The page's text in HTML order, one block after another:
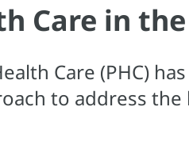
Care in
Care (PHC)
to address